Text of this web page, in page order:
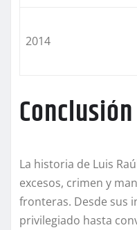
2014
Conclusión
La historia de Luis
excesos, crimen y
fronteras. Desde sus
privilegiado hasta